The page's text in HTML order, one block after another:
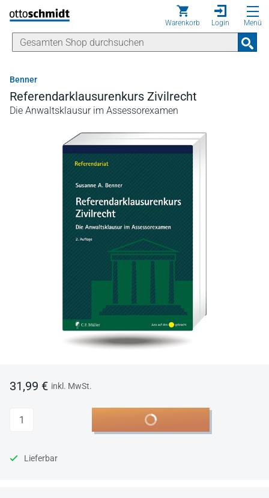
Direkt zum Inhalt
Warenkorb Login Menü
Benner
Referendarklausurenkurs Zivilrecht
Die Anwaltsklausur im Assessorexamen
31,99 € inkl. MwSt.
Anzahl In den Warenkorb
Lieferbar